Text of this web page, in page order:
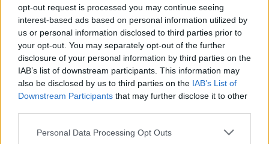
opt-out request is processed you may continue seeing
interest-based ads based on personal information utilized by
us or personal information disclosed to third parties prior to
your opt-out. You may separately opt-out of the further
disclosure of your personal information by third parties on the
IAB’s list of downstream participants. This information may
also be disclosed by us to third parties on the IAB’s List of
Downstream Participants that may further disclose it to other
Please note that this website/app uses one or more Google
Personal Data Processing Opt Outs
ΗΛΙΑΣ ΠΑΠΑΪΩΑΝΝΟΥ
08/03/2026
Αναγνώριση και σεβασμός
οι σημαντικότερες νίκες του
Α.Ο. Θήρας